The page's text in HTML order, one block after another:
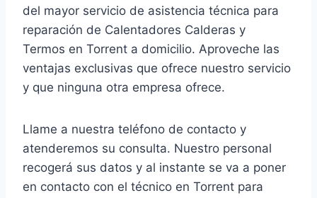
del mayor servicio de asistencia técnica para
reparación de Calentadores Calderas y
Termos en Torrent a domicilio. Aproveche las
ventajas exclusivas que ofrece nuestro servicio
y que ninguna otra empresa ofrece.
Llame a nuestra teléfono de contacto y
atenderemos su consulta. Nuestro personal
recogerá sus datos y al instante se va a poner
en contacto con el técnico en Torrent para